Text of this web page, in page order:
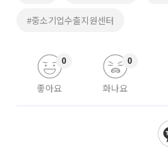
#중소기업수출지원센터
좋아요
0
화나요
0